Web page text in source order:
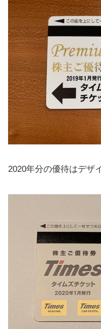
2020年分の優待はデザ